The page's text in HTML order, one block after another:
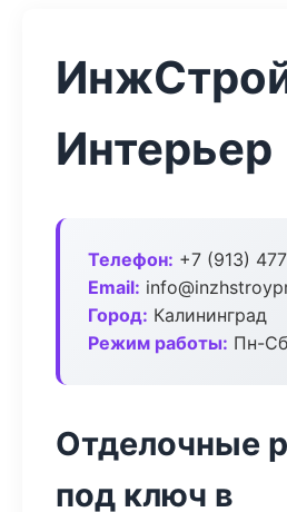
Интерьер
Телефон: +7 (913)
Email:
Город: Калининград
Режим работы: Пн-
Отделочные
под ключ в